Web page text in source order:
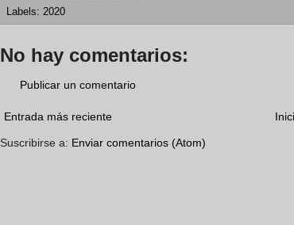
Labels: 2020
No hay comentarios:
Publicar un comentario
Entrada más reciente
Suscribirse a: Enviar comentarios (Atom)